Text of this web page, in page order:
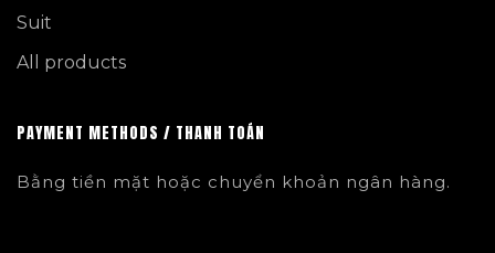
Suit
All products
PAYMENT METHODS / THANH TOÁN
Bằng tiền mặt hoặc chuyển khoản ngân hàng.